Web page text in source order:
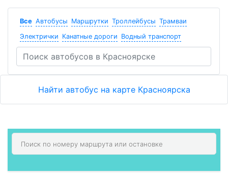
Все Автобусы Маршрутки Троллейбусы Трамваи
Электрички Канатные дороги Водный транспорт
Найти автобус на карте Красноярска